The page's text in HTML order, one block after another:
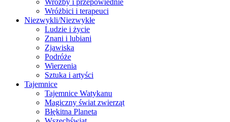
Wróżby i przepowiednie
Wróżbici i terapeuci
Niezwykli/Niezwykłe
Ludzie i życie
Znani i lubiani
Zjawiska
Podróże
Wierzenia
Sztuka i artyści
Tajemnice
Tajemnice Watykanu
Magiczny świat zwierząt
Błękitna Planeta